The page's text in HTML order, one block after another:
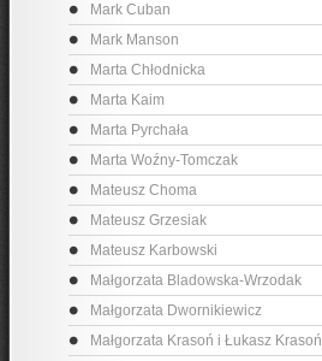
Mark Cuban
Mark Manson
Marta Chłodnicka
Marta Kaim
Marta Pyrchała
Marta Woźny-Tomczak
Mateusz Choma
Mateusz Grzesiak
Mateusz Karbowski
Małgorzata Bladowska-Wrzodak
Małgorzata Dwornikiewicz
Małgorzata Krasoń i Łukasz Krasoń